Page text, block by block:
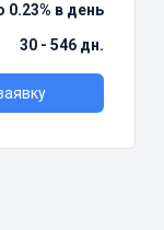
0.23% в день
30 - 546 дн.